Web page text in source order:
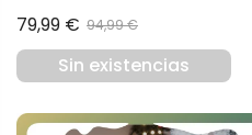
79,99 € 94,99 €
Sin existencias